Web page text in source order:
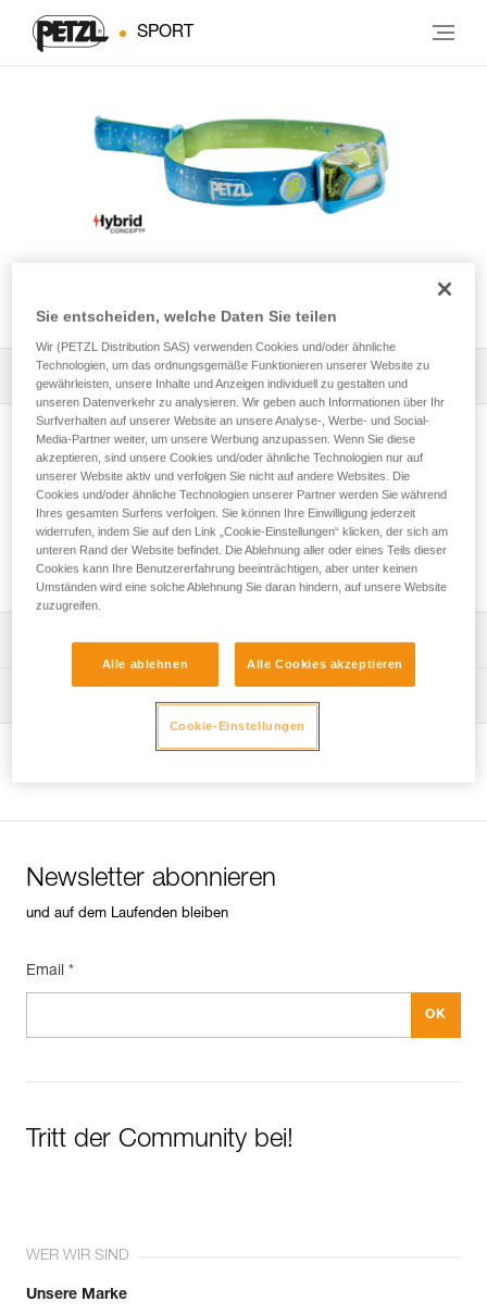
SPORT
Alle technischen Anwendungen 1
Dichtigkeit und IP-Schutzart
Die Gebrauchsanleitung herunterladen
entretien-lampes-frontales_DE
Newsletter abonnieren
und auf dem Laufenden bleiben
Email *
Tritt der Community bei!
WER WIR SIND
Unsere Marke
Sie entscheiden, welche Daten Sie teilen
Wir (PETZL Distribution SAS) verwenden Cookies und/oder ähnliche
Technologien, um das ordnungsgemäße Funktionieren unserer Website zu
gewährleisten, unsere Inhalte und Anzeigen individuell zu gestalten und
unseren Datenverkehr zu analysieren. Wir geben auch Informationen über Ihr
Surfverhalten auf unserer Website an unsere Analyse-, Werbe- und Social-
Media-Partner weiter, um unsere Werbung anzupassen. Wenn Sie diese
akzeptieren, sind unsere Cookies und/oder ähnliche Technologien nur auf
unserer Website aktiv und verfolgen Sie nicht auf andere Websites. Die
Cookies und/oder ähnliche Technologien unserer Partner werden Sie während
Ihres gesamten Surfens verfolgen. Sie können Ihre Einwilligung jederzeit
widerrufen, indem Sie auf den Link „Cookie-Einstellungen“ klicken, der sich am
unteren Rand der Website befindet. Die Ablehnung aller oder eines Teils dieser
Cookies kann Ihre Benutzererfahrung beeinträchtigen, aber unter keinen
Umständen wird eine solche Ablehnung Sie daran hindern, auf unsere Website
zuzugreifen.
Alle ablehnen Alle Cookies akzeptieren
Cookie-Einstellungen